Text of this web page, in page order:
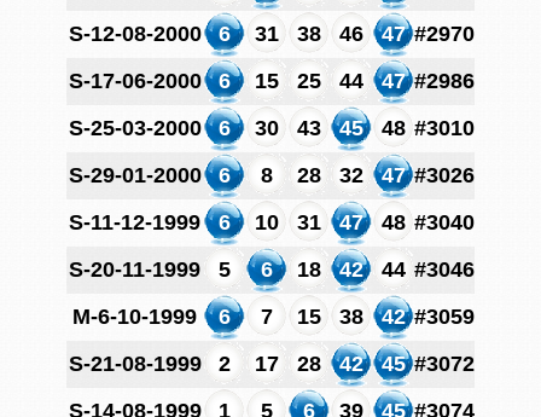
S-12-08-2000
6 31 38 46 47 #2970
S-17-06-2000
6 15 25 44 47 #2986
S-25-03-2000
6 30 43 45 48 #3010
S-29-01-2000
6 8 28 32 47 #3026
S-11-12-1999
6 10 31 47 48 #3040
S-20-11-1999
5 6 18 42 44 #3046
M-6-10-1999
6 7 15 38 42 #3059
S-21-08-1999
2 17 28 42 45 #3072
S-14-08-1999
1 5 6 39 45 #3074